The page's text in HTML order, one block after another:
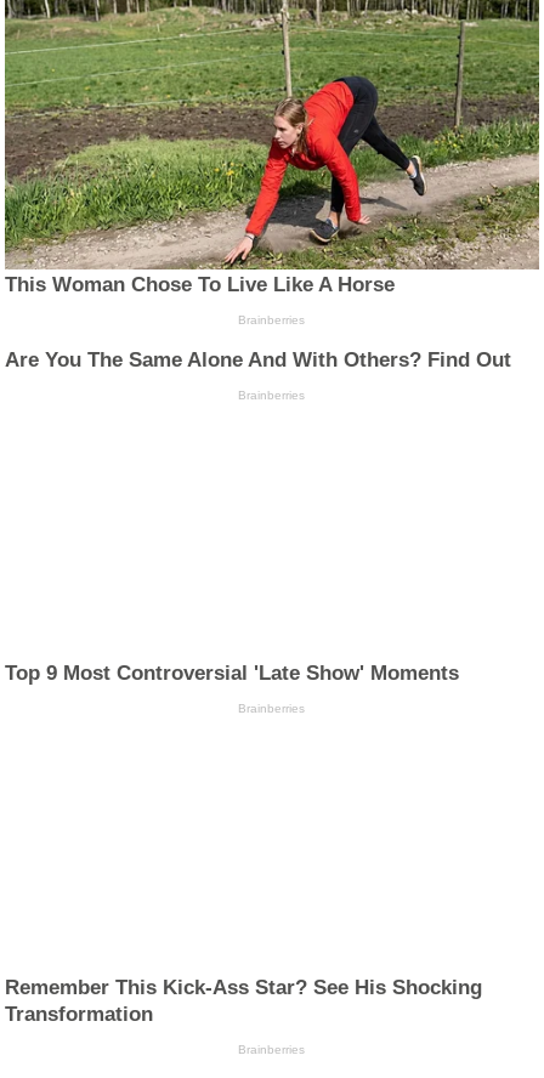
This Woman Chose To Live Like A Horse
Brainberries
Are You The Same Alone And With Others? Find Out
Brainberries
Top 9 Most Controversial 'Late Show' Moments
Brainberries
Remember This Kick-Ass Star? See His Shocking
Transformation
Brainberries